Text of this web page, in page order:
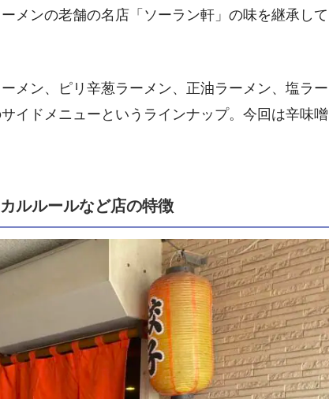
メンの老舗の名店「ソーラン軒」の味を継承して
メン、ピリ辛葱ラーメン、正油ラーメン、塩ラー
イドメニューというラインナップ。今回は辛味噌
ルルールなど店の特徴